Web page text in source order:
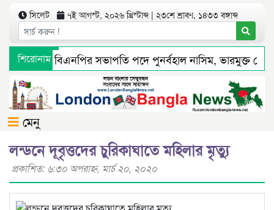
সিলেট ৭ই আগস্ট, ২০২৬ খ্রিস্টাব্দ | ২৩শে শ্রাবণ, ১৪৩৩ বঙ্গাব্দ
শিরোনাম
মহানগর বিএনপির সভাপতি পদে পুনর্বহাল নাসিম, ভারমুক্ত লোদী
সংবাদ প্রকাশের পর সিলেট টিটিসির প্রতারক ড্রাইভার
মেনু
লন্ডনে দূবৃত্তদের চুরিকাঘাতে মহিলার মৃত্যু
প্রকাশিত: ৬:৩০ অপরাহ্ণ, মার্চ ২০, ২০২০